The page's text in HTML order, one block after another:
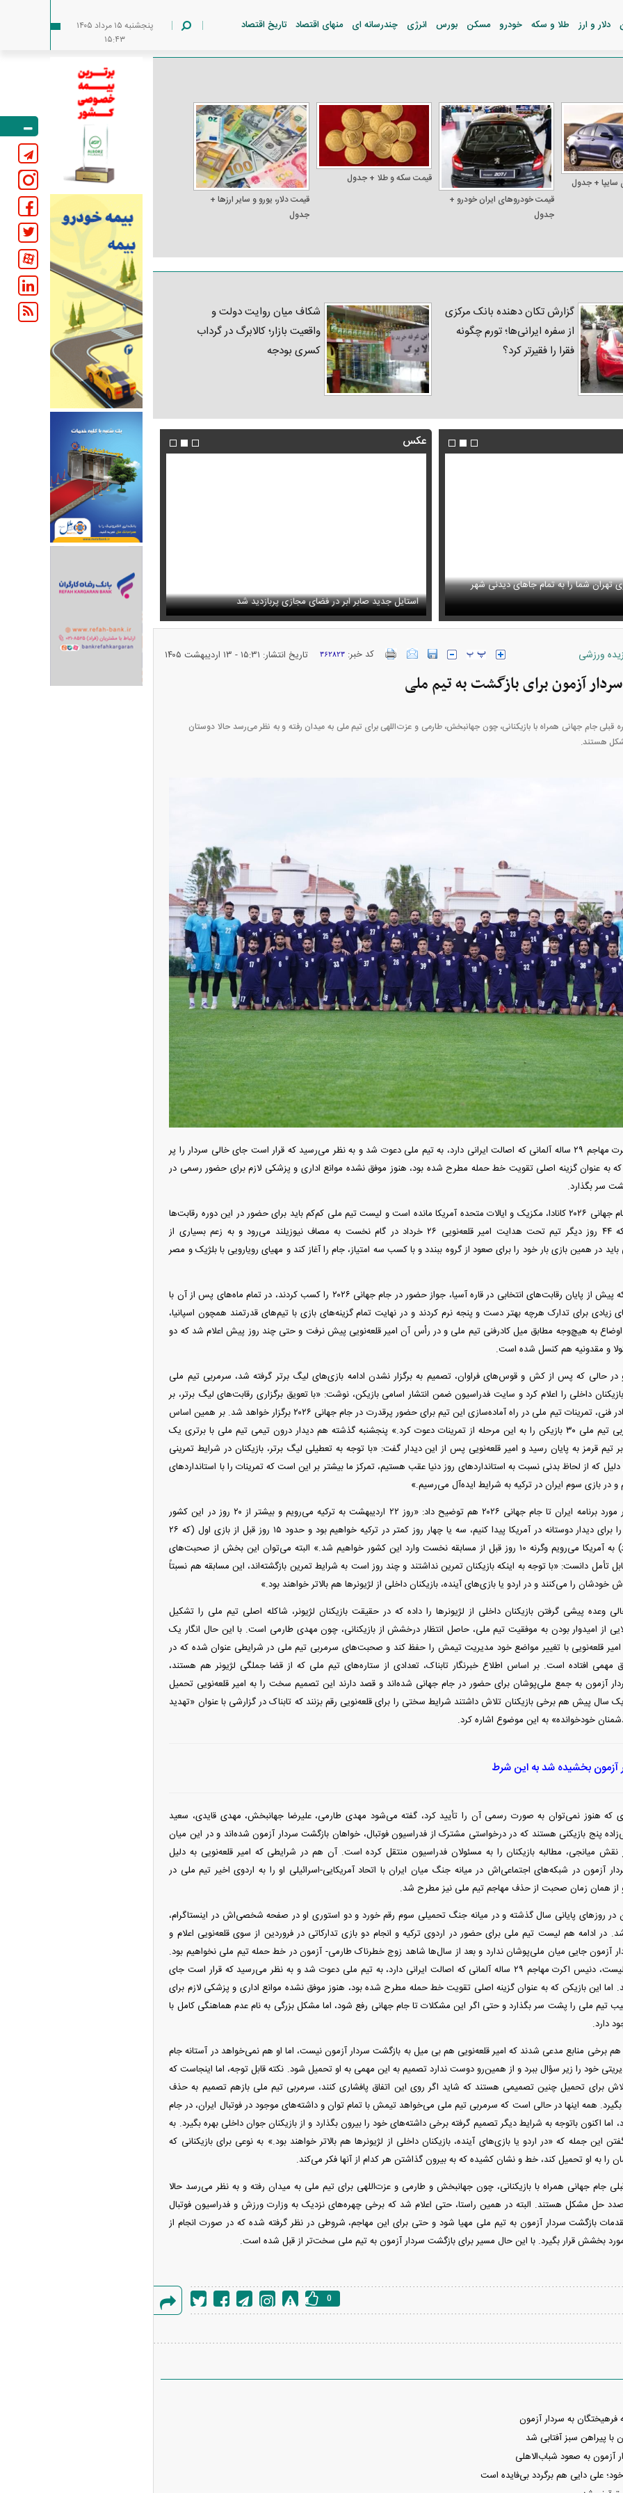
دلار و ارز طلا و سکه خودرو مسکن بورس انرژی چندرسانه ای منهای اقتصاد تاریخ اقتصاد
پنجشنبه ۱۵ مرداد ۱۴۰۵
۱۵:۴۳
+ جدول
قیمت خودرو‌های ایران خودرو +
جدول
قیمت سکه و طلا + جدول
قیمت دلار، یورو و سایر ارز‌ها +
جدول
گزارش تکان‌ دهنده بانک مرکزی
از سفره ایرانی‌ها؛ تورم چگونه
فقرا را فقیرتر کرد؟
شکاف میان روایت دولت و
واقعیت بازار؛ کالابرگ در گرداب
کسری بودجه
تهران شما را به تمام جاهای دیدنی شهر
ببینید | سید محمد خاتمی چگونه عمامه می‌بندد؟ حمله خلبانان ایرانی به پایگاه آمریکا بدون GPS
عکس
همه را متعجب کرد استایل جدید صابر ابر در فضای مجازی پربازدید شد عکس تاریخی ثریا اسفندیاری در کاخ گلستان ۷۵ سال
ورزشی کد خبر:۳۶۲۸۲۳ تاریخ انتشار: ۱۵:۳۱ - ۱۳ ارديبهشت ۱۴۰۵
آزمون برای بازگشت به تیم ملی
قبلی جام جهانی همراه با بازیکنانی، چون جهانبخش، طارمی و عزت‌اللهی برای تیم ملی به میدان رفته و به نظر می‌رسد حالا دوستان
هستند.
دنیس اکرت مهاجم ۲۹ ساله آلمانی که اصالت ایرانی دارد، به تیم ملی دعوت شد و به نظر می‌رسید که قرار است جای خالی سردار را پر
که به عنوان گزینه اصلی تقویت خط حمله مطرح شده بود، هنوز موفق نشده موانع اداری و پزشکی لازم برای حضور رسمی در
سر بگذارد.
۳۹ روز به شروع جام جهانی ۲۰۲۶ کانادا، مکزیک و ایالات متحده آمریکا مانده است و لیست تیم ملی کم‌کم باید برای حضور در این دوره رقابت‌ها
نهایی شود. جایی که ۴۴ روز دیگر تیم تحت هدایت امیر قلعه‌نویی ۲۶ خرداد در گام نخست به مصاف نیوزیلند می‌رود و به زعم بسیاری از
در همین بازی بار خود را برای صعود از گروه ببندد و با کسب سه امتیاز، جام را آغاز کند و مهیای رویارویی با بلژیک و مصر
شاگردان قلعه‌نویی که پیش از پایان رقابت‌های انتخابی در قاره آسیا، جواز حضور در جام جهانی ۲۰۲۶ را کسب کردند، در تمام ماه‌های پس از آن با
برای تدارک هرچه بهتر دست و پنجه نرم کردند و در نهایت تمام گزینه‌های بازی با تیم‌های قدرتمند همچون اسپانیا،
به هیچ‌وجه مطابق میل کادرفنی تیم ملی و در رأس آن امیر قلعه‌نویی پیش نرفت و حتی چند روز پیش اعلام شد که دو
و مقدونیه هم کنسل شده است.
حالی که پس از کش و قوس‌های فراوان، تصمیم به برگزار نشدن ادامه بازی‌های لیگ برتر گرفته شد، سرمربی تیم ملی
داخلی را اعلام کرد و سایت فدراسیون ضمن انتشار اسامی بازیکن، نوشت: «با تعویق برگزاری رقابت‌های لیگ برتر، بر
اساس برنامه‌ریزی کادر فنی، تمرینات تیم ملی در راه آماده‌سازی این تیم برای حضور پرقدرت در جام جهانی ۲۰۲۶ برگزار خواهد شد. بر همین اساس
امیر قلعه‌نویی سرمربی تیم ملی ۳۰ بازیکن را به این مرحله از تمرینات دعوت کرد.» پنجشنبه گذشته هم دیدار درون تیمی تیم ملی با برتری یک
تیم قرمز به پایان رسید و امیر قلعه‌نویی پس از این دیدار گفت: «با توجه به تعطیلی لیگ برتر، بازیکنان در شرایط تمرینی
دلیل که از لحاظ بدنی نسبت به استاندارد‌های روز دنیا عقب هستیم، تمرکز ما بیشتر بر این است که تمرینات را با استاندارد‌های
و در بازی سوم ایران در ترکیه به شرایط ایده‌آل می‌رسیم.»
سرمربی تیم ملی در مورد برنامه ایران تا جام جهانی ۲۰۲۶ هم توضیح داد: «روز ۲۲ اردیبهشت به ترکیه می‌رویم و بیشتر از ۲۰ روز در این کشور
می‌مانیم. اگر تیمی را برای دیدار دوستانه در آمریکا پیدا کنیم، سه یا چهار روز کمتر در ترکیه خواهیم بود و حدود ۱۵ روز قبل از بازی اول (که ۲۶
خرداد برگزار می‌شود) به آمریکا می‌رویم وگرنه ۱۰ روز قبل از مسابقه نخست وارد این کشور خواهیم شد.» البته می‌توان این بخش از صحبت‌های
تأمل دانست: «با توجه به اینکه بازیکنان تمرین نداشتند و چند روز است به شرایط تمرین بازگشته‌اند، این مسابقه هم نسبتاً
را می‌کنند و در اردو یا بازی‌های آینده، بازیکنان داخلی از لژیونر‌ها هم بالاتر خواهند بود.»
وعده پیشی گرفتن بازیکنان داخلی از لژیونر‌ها را داده که در حقیقت بازیکنان لژیونر، شاکله اصلی تیم ملی را تشکیل
از امیدوار بودن به موفقیت تیم ملی، حاصل انتظار درخشش از بازیکنانی، چون مهدی طارمی است. با این حال انگار یک
امیر قلعه‌نویی با تغییر مواضع خود مدیریت تیمش را حفظ کند و صحبت‌های سرمربی تیم ملی در شرایطی عنوان شده که در
مهمی افتاده است. بر اساس اطلاع خبرنگار تابناک، تعدادی از ستاره‌های تیم ملی که از قضا جملگی لژیونر هم هستند،
آزمون به جمع ملی‌پوشان برای حضور در جام جهانی شده‌اند و قصد دارند این تصمیم سخت را به امیر قلعه‌نویی تحمیل
سال پیش هم برخی بازیکنان تلاش داشتند شرایط سختی را برای قلعه‌نویی رقم بزنند که تابناک در گزارشی با عنوان «تهدید
خودخوانده» به این موضوع اشاره کرد.
آزمون بخشیده شد به این شرط
که هنوز نمی‌توان به صورت رسمی آن را تأیید کرد، گفته می‌شود مهدی طارمی، علیرضا جهانبخش، مهدی قایدی، سعید
پنج بازیکنی هستند که در درخواستی مشترک از فدراسیون فوتبال، خواهان بازگشت سردار آزمون شده‌اند و در این میان
نقش میانجی، مطالبه بازیکنان را به مسئولان فدراسیون منتقل کرده است. آن هم در شرایطی که امیر قلعه‌نویی به دلیل
آزمون در شبکه‌های اجتماعی‌اش در میانه جنگ میان ایران با اتحاد آمریکایی-اسرائیلی او را به اردوی اخیر تیم ملی در
از همان زمان صحبت از حذف مهاجم تیم ملی نیز مطرح شد.
در روز‌های پایانی سال گذشته و در میانه جنگ تحمیلی سوم رقم خورد و دو استوری او در صفحه شخصی‌اش در اینستاگرام،
در ادامه هم لیست تیم ملی برای حضور در اردوی ترکیه و انجام دو بازی تدارکاتی در فروردین از سوی قلعه‌نویی اعلام و
جایی میان ملی‌پوشان ندارد و بعد از سال‌ها شاهد زوج خطرناک طارمی- آزمون در خط حمله تیم ملی نخواهیم بود.
از سویی در همین لیست، دنیس اکرت مهاجم ۲۹ ساله آلمانی که اصالت ایرانی دارد، به تیم ملی دعوت شد و به نظر می‌رسید که قرار است جای
اما این بازیکن که به عنوان گزینه اصلی تقویت خط حمله مطرح شده بود، هنوز موفق نشده موانع اداری و پزشکی لازم برای
تیم ملی را پشت سر بگذارد و حتی اگر این مشکلات تا جام جهانی رفع شود، اما مشکل بزرگی به نام عدم هماهنگی کامل با
دارد.
برخی منابع مدعی شدند که امیر قلعه‌نویی هم بی میل به بازگشت سردار آزمون نیست، اما او هم نمی‌خواهد در آستانه جام
خود را زیر سؤال ببرد و از همین‌رو دوست ندارد تصمیم به این مهمی به او تحمیل شود. نکته قابل توجه، اما اینجاست که
برای تحمیل چنین تصمیمی هستند که شاید اگر روی این اتفاق پافشاری کنند، سرمربی تیم ملی بازهم تصمیم به حذف
بگیرد. همه اینها در حالی است که سرمربی تیم ملی می‌خواهد تیمش با تمام توان و داشته‌های موجود در فوتبال ایران، در جام
اما اکنون باتوجه به شرایط دیگر تصمیم گرفته برخی داشته‌های خود را بیرون بگذارد و از بازیکنان جوان داخلی بهره بگیرد. به
این جمله که «در اردو یا بازی‌های آینده، بازیکنان داخلی از لژیونر‌ها هم بالاتر خواهند بود.» به نوعی برای بازیکنانی که
را به او تحمیل کند، خط و نشان کشیده که به بیرون گذاشتن هر کدام از آنها فکر می‌کند.
جام جهانی همراه با بازیکنانی، چون جهانبخش و طارمی و عزت‌اللهی برای تیم ملی به میدان رفته و به نظر می‌رسد حالا
حل مشکل هستند. البته در همین راستا، حتی اعلام شد که برخی چهره‌های نزدیک به وزارت ورزش و فدراسیون فوتبال
بازگشت سردار آزمون به تیم ملی مهیا شود و حتی برای این مهاجم، شروطی در نظر گرفته شده که در صورت انجام از
بخشش قرار بگیرد. با این حال مسیر برای بازگشت سردار آزمون به تیم ملی سخت‌تر از قبل شده است.
گزارش
0
فرهیختگان به سردار آزمون
پیراهن سبز آفتابی شد
به صعود شباب‌الاهلی
علی دایی هم برگردد بی‌فایده است
+ جدول قیمت خودرو‌های ایران خودرو + جدول قیمت سکه و طلا + جدول
درآمد ارزی تا بازی با عزل و نصب‌ها
۱۴۰۵
فوری بهمن دیزل
واردات خودرو از منطقه آزاد تهران؛ مناظره
داغی که بازار خودرو را تحت تأثیر قرار داد
قیمت خودرو وارد فاز جدید شد/ اولین
واکنش بازار به تحولات سیاسی + جدول
قدرت تهدید
رونمایی از پوکو M ۸ پاور با باتری ۸۰۰۰
چین از بمب افکن H-۶N با موشک هسته‌ای